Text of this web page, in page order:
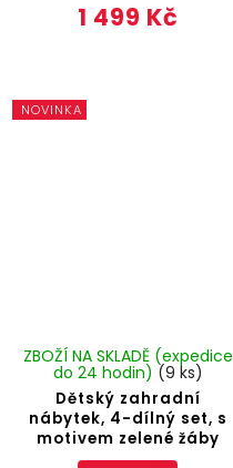
1 499 Kč
NOVINKA
Dětský zahradní
nábytek, 4-dílný set, s
motivem zelené žáby
ZBOŽÍ NA SKLADĚ (expedice
do 24 hodin) (9 ks)